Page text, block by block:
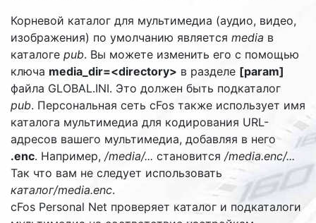
Корневой каталог для мультимедиа (аудио, видео,
изображения) по умолчанию является media в
каталоге pub. Вы можете изменить его с помощью
ключа media_dir=<directory> в разделе [param]
файла GLOBAL.INI. Это должен быть подкаталог
pub. Персональная сеть cFos также использует имя
каталога мультимедиа для кодирования URL-
адресов вашего мультимедиа, добавляя в него
.enc. Например, /media/... становится /media.enc/...
Так что вам не следует использовать
каталог/media.enc.
cFos Personal Net проверяет каталог и подкаталоги